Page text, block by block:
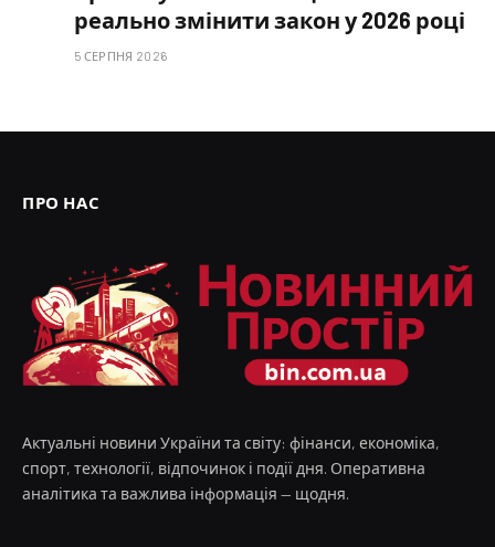
реально змінити закон у 2026 році
5 СЕРПНЯ 2026
ПРО НАС
Актуальні новини України та світу: фінанси, економіка,
спорт, технології, відпочинок і події дня. Оперативна
аналітика та важлива інформація — щодня.